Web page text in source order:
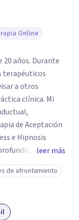
Online
20 años. Durante
terapéuticos
a otros
clínica. Mi
de Aceptación
e Hipnosis
También
y terapia
la búsqueda de
interior. Mi
mejor,
leer más
de afrontamiento